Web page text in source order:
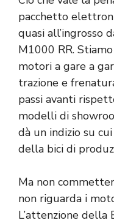
pacchetto
quasi all’ingrosso
M1000 RR.
motori a gare a
trazione e
passi avanti
modelli di
dà un indizio su
della bici di
Ma non
non riguarda i
L’attenzione della